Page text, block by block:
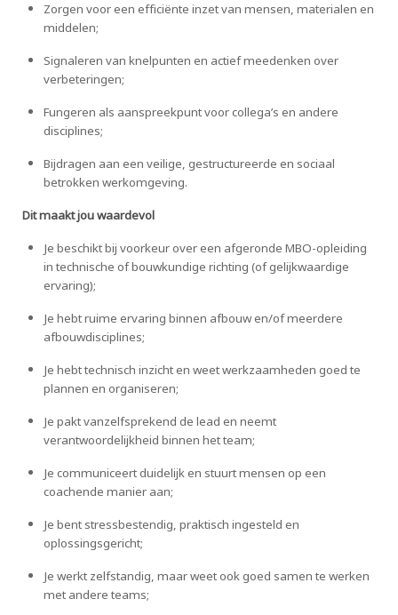
Zorgen voor een efficiënte inzet van mensen, materialen en
middelen;
Signaleren van knelpunten en actief meedenken over
verbeteringen;
Fungeren als aanspreekpunt voor collega’s en andere
disciplines;
Bijdragen aan een veilige, gestructureerde en sociaal
betrokken werkomgeving.
Dit maakt jou waardevol
Je beschikt bij voorkeur over een afgeronde MBO-opleiding
in technische of bouwkundige richting (of gelijkwaardige
ervaring);
Je hebt ruime ervaring binnen afbouw en/of meerdere
afbouwdisciplines;
Je hebt technisch inzicht en weet werkzaamheden goed te
plannen en organiseren;
Je pakt vanzelfsprekend de lead en neemt
verantwoordelijkheid binnen het team;
Je communiceert duidelijk en stuurt mensen op een
coachende manier aan;
Je bent stressbestendig, praktisch ingesteld en
oplossingsgericht;
Je werkt zelfstandig, maar weet ook goed samen te werken
met andere teams;